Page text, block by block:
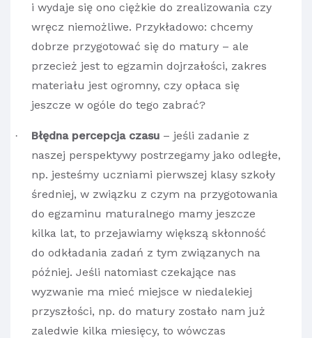
i wydaje się ono ciężkie do zrealizowania czy
wręcz niemożliwe. Przykładowo: chcemy
dobrze przygotować się do matury – ale
przecież jest to egzamin dojrzałości, zakres
materiału jest ogromny, czy opłaca się
jeszcze w ogóle do tego zabrać?
· Błędna percepcja czasu – jeśli zadanie z
naszej perspektywy postrzegamy jako odległe,
np. jesteśmy uczniami pierwszej klasy szkoły
średniej, w związku z czym na przygotowania
do egzaminu maturalnego mamy jeszcze
kilka lat, to przejawiamy większą skłonność
do odkładania zadań z tym związanych na
później. Jeśli natomiast czekające nas
wyzwanie ma mieć miejsce w niedalekiej
przyszłości, np. do matury zostało nam już
zaledwie kilka miesięcy, to wówczas